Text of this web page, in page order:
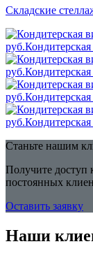
Складские
руб.
руб.
руб.
руб.
Станьте нашим
Получите доступ
постоянных
Оставить заявку
Наши